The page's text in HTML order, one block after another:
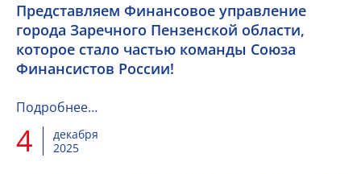
Представляем Финансовое управление
города Заречного Пензенской области,
которое стало частью команды Союза
Финансистов России!
Подробнее…
4
декабря
2025